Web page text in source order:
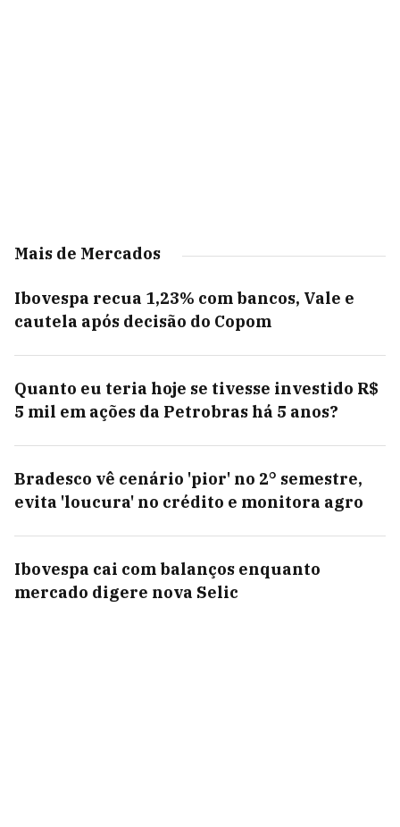
Mais de Mercados
Ibovespa recua 1,23% com bancos, Vale e
cautela após decisão do Copom
Quanto eu teria hoje se tivesse investido R$
5 mil em ações da Petrobras há 5 anos?
Bradesco vê cenário 'pior' no 2° semestre,
evita 'loucura' no crédito e monitora agro
Ibovespa cai com balanços enquanto
mercado digere nova Selic